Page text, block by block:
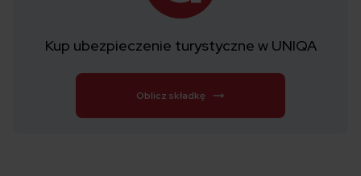
Kup ubezpieczenie turystyczne w UNIQA
Oblicz składkę